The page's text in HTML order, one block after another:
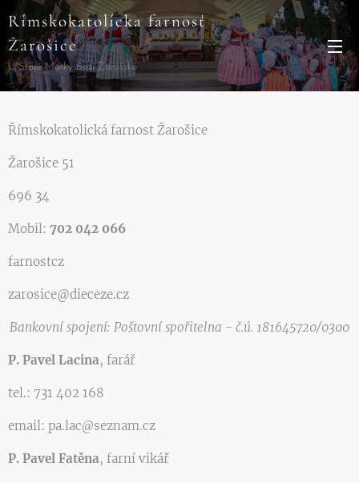
Rímskokatolícka farnosť
Žarošice
U Staré Matky Boží Žarošské
Římskokatolická farnost Žarošice
Žarošice 51
696 34
Mobil: 702 042 066
farnostcz
zarosice@dieceze.cz
Bankovní spojení: Poštovní spořitelna - č.ú. 181645720/0300
P. Pavel Lacina, farář
tel.: 731 402 168
email: pa.lac@seznam.cz
P. Pavel Fatěna, farní vikář